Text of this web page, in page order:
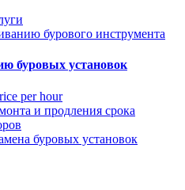
бурового инструмента
буровых установок
per hour
и продления срока
буровых установок